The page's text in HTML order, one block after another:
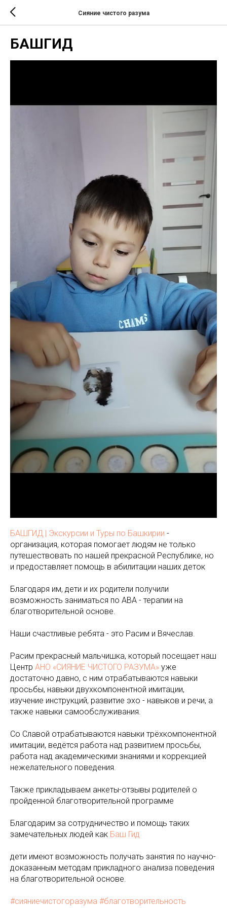
Сияние чистого разума
БАШГИД
БАШГИД | Экскурсии и Туры по Башкирии -
организация, которая помогает людям не только
путешествовать по нашей прекрасной Республике, но
и предоставляет помощь в абилитации наших деток
Благодаря им, дети и их родители получили
возможность заниматься по АВА - терапии на
благотворительной основе.
Наши счастливые ребята - это Расим и Вячеслав.
Расим прекрасный мальчишка, который посещает наш
Центр АНО «СИЯНИЕ ЧИСТОГО РАЗУМА» уже
достаточно давно, с ним отрабатываются навыки
просьбы, навыки двухкомпонентной имитации,
изучение инструкций, развитие эхо - навыков и речи, а
также навыки самообслуживания.
Со Славой отрабатываются навыки трёхкомпонентной
имитации, ведётся работа над развитием просьбы,
работа над академическими знаниями и коррекцией
нежелательного поведения.
Также прикладываем анкеты-отзывы родителей о
пройденной благотворительной программе
Благодарим за сотрудничество и помощь таких
замечательных людей как Баш Гид
дети имеют возможность получать занятия по научно-
доказанным методам прикладного анализа поведения
на благотворительной основе.
#сияниечистогоразума #благотворительность